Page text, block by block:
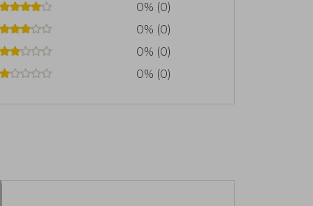
0% (0)
0% (0)
0% (0)
0% (0)